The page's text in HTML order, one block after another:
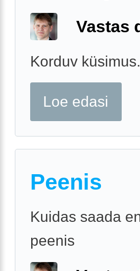
Vastas
Korduv küsimus.
Loe edasi
Peenis
Kuidas saada
peenis